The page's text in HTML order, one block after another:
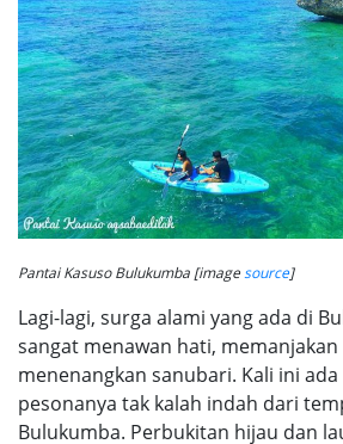
Pantai Kasuso Bulukumba [imagesource]
Lagi-lagi, surga alami yang ada di
sangat menawan hati,
menenangkan sanubari. Kali ini ada
pesonanya tak kalah indah dari
Bulukumba. Perbukitan hijau dan